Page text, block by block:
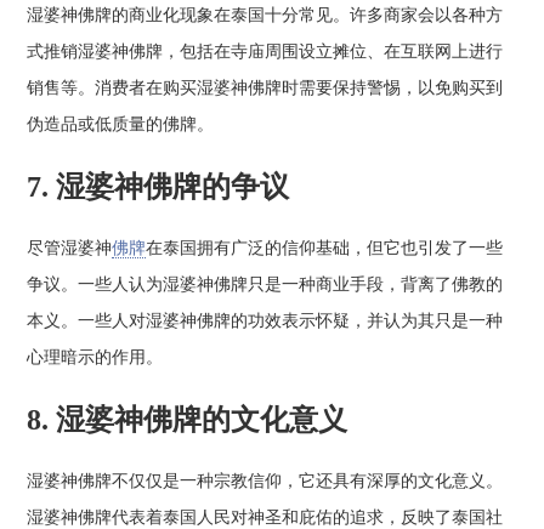
湿婆神佛牌的商业化现象在泰国十分常见。许多商家会以各种方
式推销湿婆神佛牌，包括在寺庙周围设立摊位、在互联网上进行
销售等。消费者在购买湿婆神佛牌时需要保持警惕，以免购买到
伪造品或低质量的佛牌。
7. 湿婆神佛牌的争议
尽管湿婆神佛牌在泰国拥有广泛的信仰基础，但它也引发了一些
争议。一些人认为湿婆神佛牌只是一种商业手段，背离了佛教的
本义。一些人对湿婆神佛牌的功效表示怀疑，并认为其只是一种
心理暗示的作用。
8. 湿婆神佛牌的文化意义
湿婆神佛牌不仅仅是一种宗教信仰，它还具有深厚的文化意义。
湿婆神佛牌代表着泰国人民对神圣和庇佑的追求，反映了泰国社